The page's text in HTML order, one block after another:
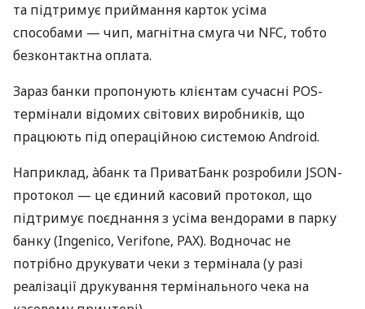
та підтримує приймання карток усіма
способами — чип, магнітна смуга чи NFC, тобто
безконтактна оплата.
Зараз банки пропонують клієнтам сучасні POS-
термінали відомих світових виробників, що
працюють під операційною системою Android.
Наприклад, àбанк та ПриватБанк розробили JSON-
протокол — це єдиний касовий протокол, що
підтримує поєднання з усіма вендорами в парку
банку (Ingenico, Verifone, PAX). Водночас не
потрібно друкувати чеки з термінала (у разі
реалізації друкування термінального чека на